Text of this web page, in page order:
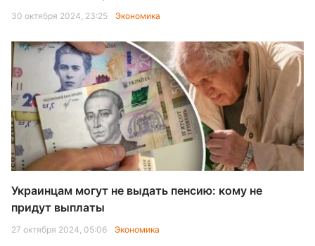
30 октября 2024, 23:25 Экономика
Украинцам могут не выдать пенсию: кому не
придут выплаты
27 октября 2024, 05:06 Экономика